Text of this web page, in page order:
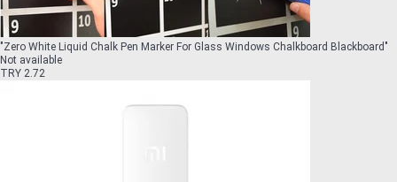
"Zero White Liquid Chalk Pen Marker For Glass Windows Chalkboard Blackboard "
Not available
TRY 2.72